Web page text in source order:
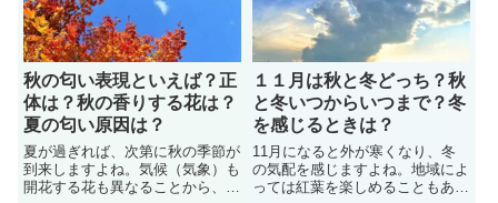
も紹介しているので、秋と春と冬
の季節イメージも比較してみよう
解説し、好きな季節と嫌いな季節
をランキング形式で紹介します。
秋の匂い表現といえば？正
体は？秋の香りする花は？
夏の匂い原因は？
夏が過ぎれば、次第に秋の季節が
到来しますよね。気候（気象）も
開花する花も異なることから、外
１１月は秋と冬どっち？秋
と冬いつからいつまで？冬
を感じるときは？
11月になると外が寒くなり、冬
の気配を感じますよね。地域によ
っては紅葉を楽しめることもあり